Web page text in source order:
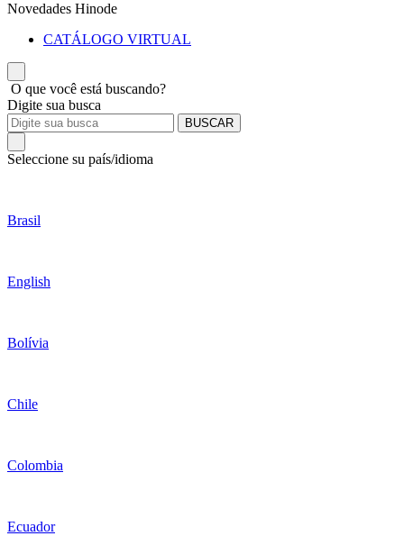
Novedades Hinode
CATÁLOGO VIRTUAL
O que você está buscando?
Digite sua busca
BUSCAR
Seleccione su país/idioma
Brasil
English
Bolívia
Chile
Colombia
Ecuador